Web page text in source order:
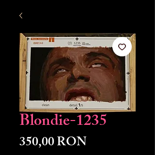
Blondie-1235
350,00 RONPreț